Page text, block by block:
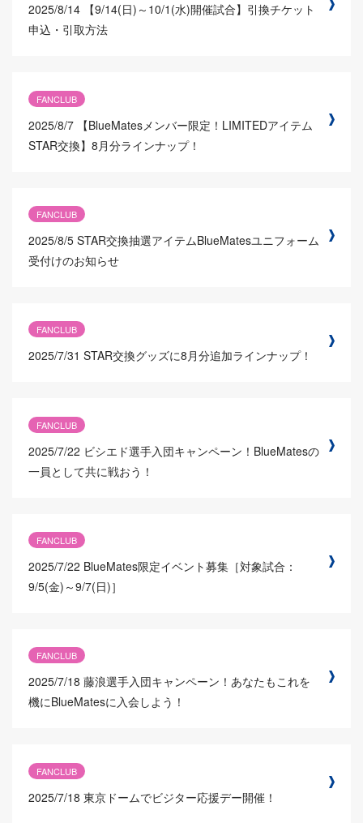
2025/8/14 【9/14(日)～10/1(水)開催試合】引換チケット
申込・引取方法
FANCLUB
2025/8/7 【BlueMatesメンバー限定！LIMITEDアイテム
STAR交換】8月分ラインナップ！
FANCLUB
2025/8/5 STAR交換抽選アイテムBlueMatesユニフォーム
受付けのお知らせ
FANCLUB
2025/7/31 STAR交換グッズに8月分追加ラインナップ！
FANCLUB
2025/7/22 ビシエド選手入団キャンペーン！BlueMatesの
一員として共に戦おう！
FANCLUB
2025/7/22 BlueMates限定イベント募集［対象試合：
9/5(金)～9/7(日)］
FANCLUB
2025/7/18 藤浪選手入団キャンペーン！あなたもこれを
機にBlueMatesに入会しよう！
FANCLUB
2025/7/18 東京ドームでビジター応援デー開催！